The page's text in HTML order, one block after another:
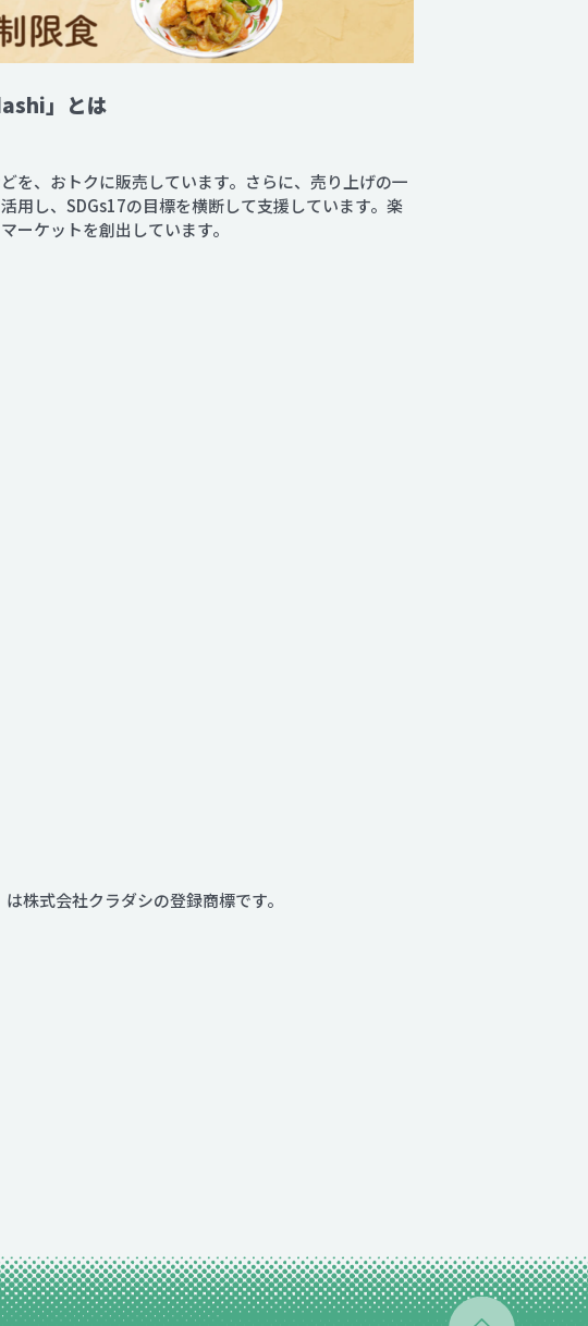
」とは
を、おトクに販売しています。さらに、売り上げの一
用し、SDGs17の目標を横断して支援しています。楽
ーケットを創出しています。
株式会社クラダシの登録商標です。